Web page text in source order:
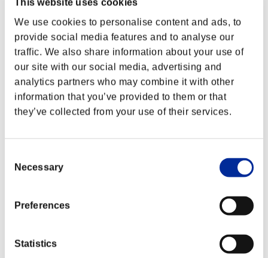
This website uses cookies
We use cookies to personalise content and ads, to
provide social media features and to analyse our
traffic. We also share information about your use of
our site with our social media, advertising and
analytics partners who may combine it with other
information that you’ve provided to them or that
they’ve collected from your use of their services.
Selection
Necessary
Preferences
Statistics